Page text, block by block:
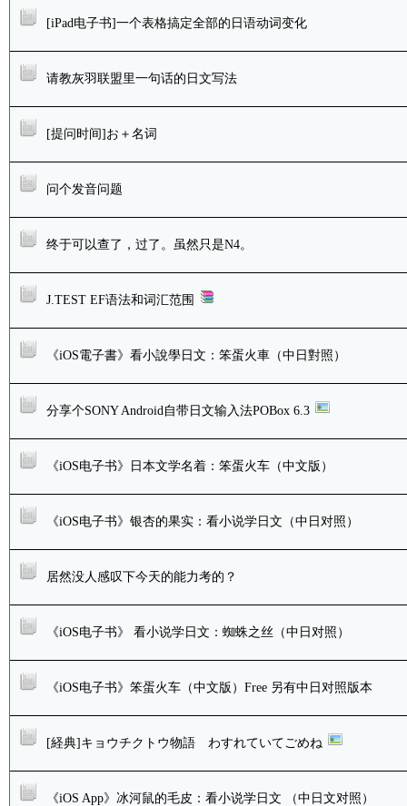
[iPad电子书]一个表格搞定全部的日语动词变化
请教灰羽联盟里一句话的日文写法
[提问时间]お＋名词
问个发音问题
终于可以查了，过了。虽然只是N4。
J.TEST EF语法和词汇范围
《iOS電子書》看小說學日文：笨蛋火車（中日對照）
分享个SONY Android自带日文输入法POBox 6.3
《iOS电子书》日本文学名着：笨蛋火车（中文版）
《iOS电子书》银杏的果实：看小说学日文（中日对照）
居然没人感叹下今天的能力考的？
《iOS电子书》 看小说学日文：蜘蛛之丝（中日对照）
《iOS电子书》笨蛋火车（中文版）Free 另有中日对照版本
[経典]キョウチクトウ物語 わすれていてごめね
《iOS App》冰河鼠的毛皮：看小说学日文 （中日文对照）